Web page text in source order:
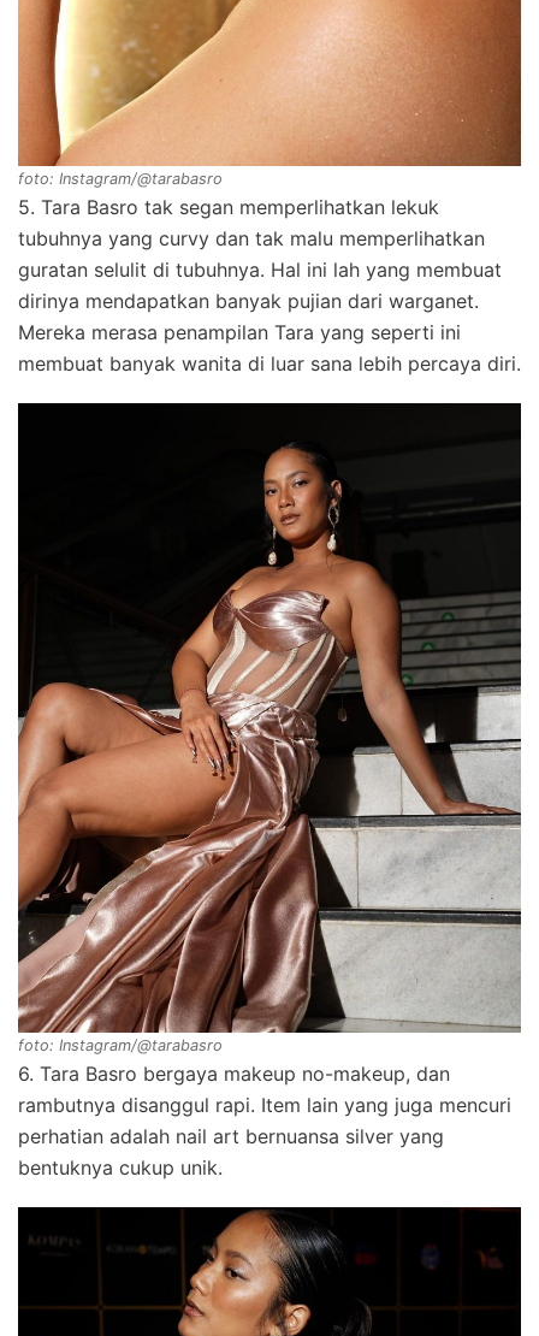
foto: Instagram/@tarabasro
5. Tara Basro tak segan memperlihatkan lekuk
tubuhnya yang curvy dan tak malu memperlihatkan
guratan selulit di tubuhnya. Hal ini lah yang membuat
dirinya mendapatkan banyak pujian dari warganet.
Mereka merasa penampilan Tara yang seperti ini
membuat banyak wanita di luar sana lebih percaya diri.
foto: Instagram/@tarabasro
6. Tara Basro bergaya makeup no-makeup, dan
rambutnya disanggul rapi. Item lain yang juga mencuri
perhatian adalah nail art bernuansa silver yang
bentuknya cukup unik.